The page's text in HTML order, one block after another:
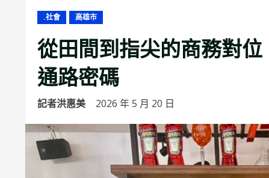
.社會 高雄市
從田間到指尖的商務對位
通路密碼
記者洪惠美 2026 年 5 月 20 日